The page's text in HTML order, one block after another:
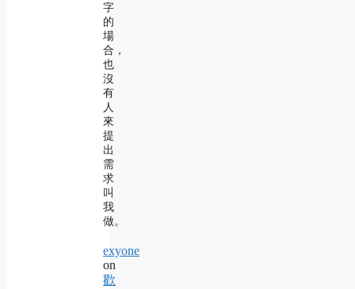
字
的
場
合，
也
沒
有
人
來
提
出
需
求
叫
我
做。
exyone
on
歡